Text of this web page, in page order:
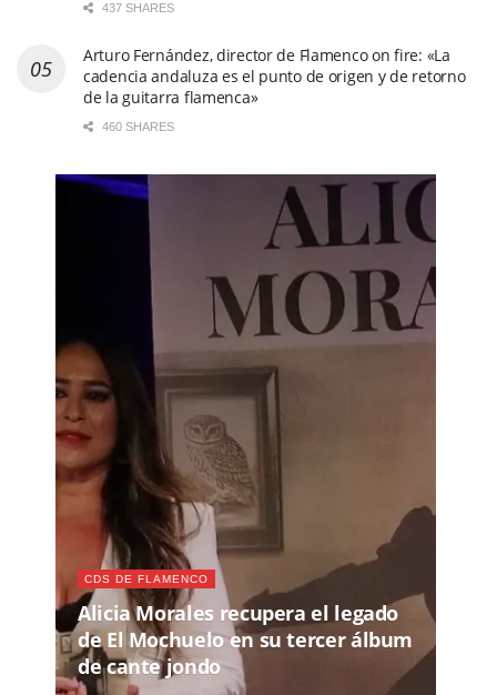
437 SHARES
Arturo Fernández, director de Flamenco on fire: «La
cadencia andaluza es el punto de origen y de retorno
de la guitarra flamenca»
460 SHARES
CDS DE FLAMENCO
Alicia Morales recupera el legado
de El Mochuelo en su tercer álbum
de cante jondo